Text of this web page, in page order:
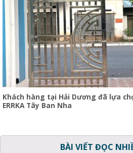
Khách hàng tại Hải Dương đã lựa
ERRKA Tây Ban Nha
BÀI VIẾT ĐỌC